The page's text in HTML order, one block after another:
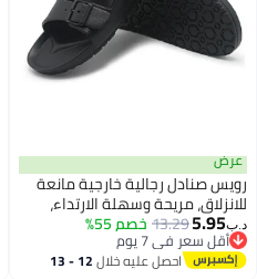
عرض
رويس صنادل رجالية خارجية مانعة
للانزلاق، مريحة وسهلة الارتداء،
مثالية للشاطئ، خفيفة الوزن،
ناعمة، مانعة للانزلاق، وجيدة
التهوية، مناسبة للأنشطة الخارجية
د.ب‏5.95
13.29خصم 55%
أقل سعر في 7 يوم
أقل سعر في 7 يوماحصل عليه خلال 12 - 13